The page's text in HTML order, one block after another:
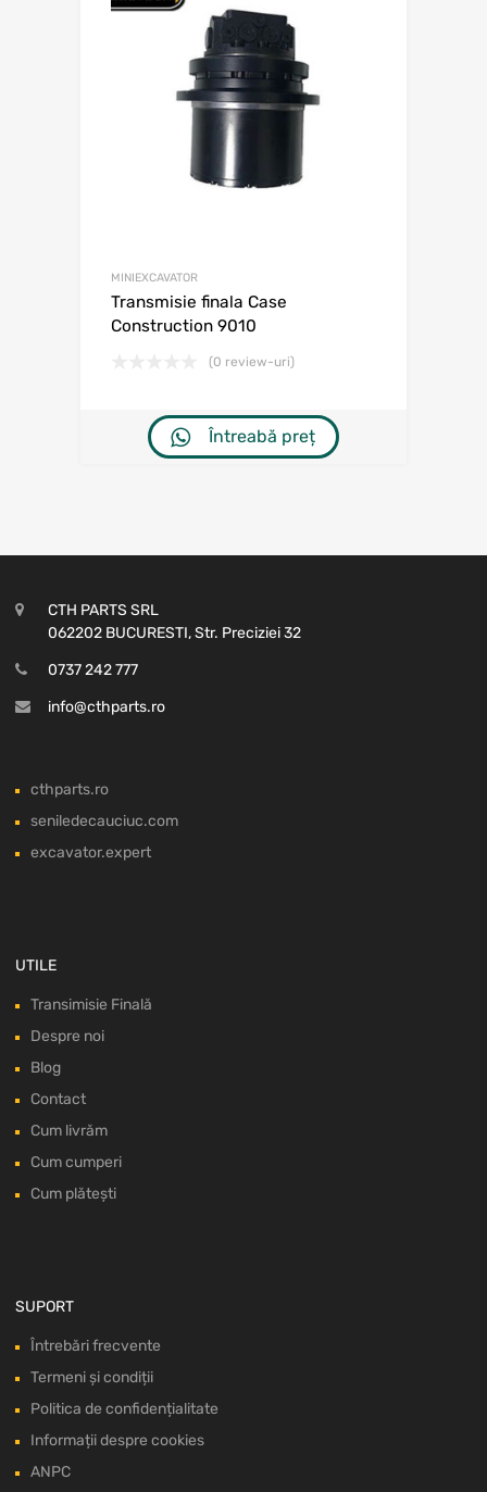
MINIEXCAVATOR
Transmisie finala Case
Construction 9010
(0 review-uri)
Întreabă preț
CTH PARTS SRL
062202 BUCURESTI, Str. Preciziei 32
0737 242 777
info@cthparts.ro
cthparts.ro
seniledecauciuc.com
excavator.expert
UTILE
Transimisie Finală
Despre noi
Blog
Contact
Cum livrăm
Cum cumperi
Cum plătești
SUPORT
Întrebări frecvente
Termeni și condiții
Politica de confidențialitate
Informații despre cookies
ANPC